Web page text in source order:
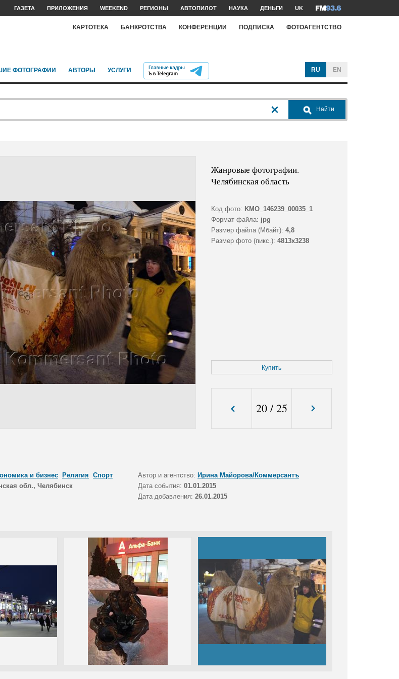
ГАЗЕТА ПРИЛОЖЕНИЯ WEEKEND РЕГИОНЫ АВТОПИЛОТ НАУКА ДЕНЬГИ UK
КАРТОТЕКА БАНКРОТСТВА КОНФЕРЕНЦИИ ПОДПИСКА ФОТОАГЕНТСТВО
ФОТОГРАФИИ АВТОРЫ УСЛУГИ RU EN
Найти
Жанровые фотографии.
Челябинская область
Код фото: KMO_146239_00035_1
Формат файла: jpg
Размер файла (Мбайт): 4,8
Размер фото (пикс.): 4813x3238
Купить
20/25
и бизнес Религия Спорт Автор и агентство: Ирина Майорова/Коммерсантъ
обл., Челябинск Дата события: 01.01.2015
Дата добавления: 26.01.2015